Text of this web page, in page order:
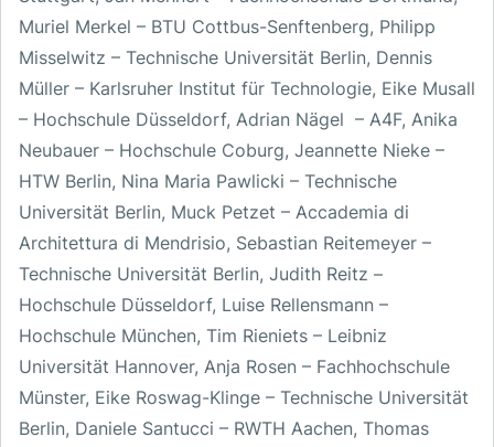
Muriel Merkel – BTU Cottbus-Senftenberg, Philipp
Misselwitz – Technische Universität Berlin, Dennis
Müller – Karlsruher Institut für Technologie, Eike Musall
– Hochschule Düsseldorf, Adrian Nägel – A4F, Anika
Neubauer – Hochschule Coburg, Jeannette Nieke –
HTW Berlin, Nina Maria Pawlicki – Technische
Universität Berlin, Muck Petzet – Accademia di
Architettura di Mendrisio, Sebastian Reitemeyer –
Technische Universität Berlin, Judith Reitz –
Hochschule Düsseldorf, Luise Rellensmann –
Hochschule München, Tim Rieniets – Leibniz
Universität Hannover, Anja Rosen – Fachhochschule
Münster, Eike Roswag-Klinge – Technische Universität
Berlin, Daniele Santucci – RWTH Aachen, Thomas